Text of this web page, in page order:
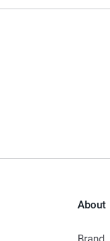
About